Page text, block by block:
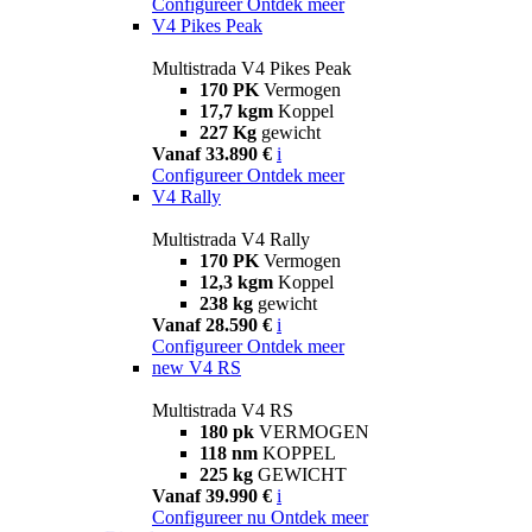
V4 Pikes Peak
Multistrada V4 Pikes Peak
170 PK Vermogen
17,7 kgm Koppel
227 Kg gewicht
Vanaf 33.890 € i
Configureer Ontdek meer
V4 Rally
Multistrada V4 Rally
170 PK Vermogen
12,3 kgm Koppel
238 kg gewicht
Vanaf 28.590 € i
Configureer Ontdek meer
new V4 RS
Multistrada V4 RS
180 pk VERMOGEN
118 nm KOPPEL
225 kg GEWICHT
Vanaf 39.990 € i
Configureer nu Ontdek meer